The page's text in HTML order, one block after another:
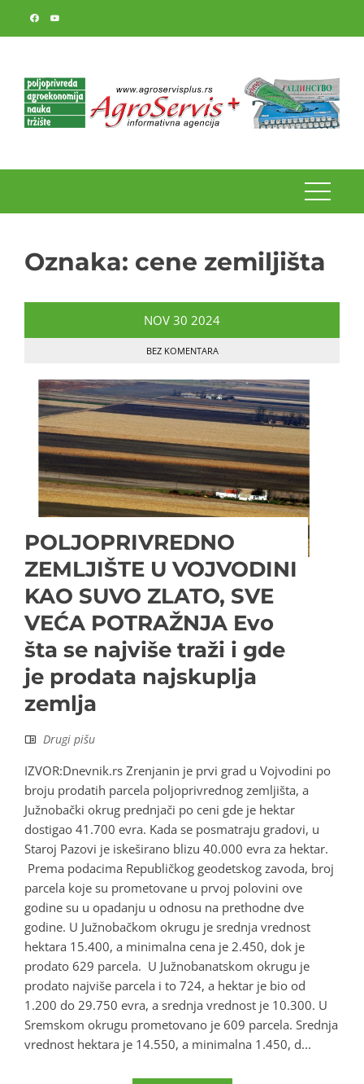
Oznaka: cene zemiljišta
NOV 30 2024
BEZ KOMENTARA
POLJOPRIVREDNO
ZEMLJIŠTE U VOJVODINI
KAO SUVO ZLATO, SVE
VEĆA POTRAŽNJA Evo
šta se najviše traži i gde
je prodata najskuplja
zemlja
Drugi pišu
IZVOR:Dnevnik.rs Zrenjanin je prvi grad u Vojvodini po
broju prodatih parcela poljoprivrednog zemljišta, a
Južnobački okrug prednjači po ceni gde je hektar
dostigao 41.700 evra. Kada se posmatraju gradovi, u
Staroj Pazovi je iskeširano blizu 40.000 evra za hektar.
Prema podacima Republičkog geodetskog zavoda, broj
parcela koje su prometovane u prvoj polovini ove
godine su u opadanju u odnosu na prethodne dve
godine. U Južnobačkom okrugu je srednja vrednost
hektara 15.400, a minimalna cena je 2.450, dok je
prodato 629 parcela. U Južnobanatskom okrugu je
prodato najviše parcela i to 724, a hektar je bio od
1.200 do 29.750 evra, a srednja vrednost je 10.300. U
Sremskom okrugu prometovano je 609 parcela. Srednja
vrednost hektara je 14.550, a minimalna 1.450, d...